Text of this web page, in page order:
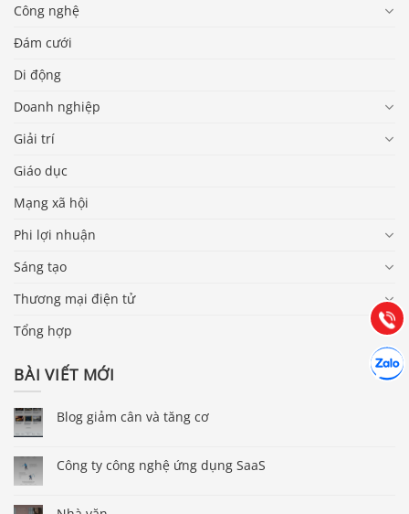
Công nghệ
Đám cưới
Di động
Doanh nghiệp
Giải trí
Giáo dục
Mạng xã hội
Phi lợi nhuận
Sáng tạo
Thương mại điện tử
Tổng hợp
BÀI VIẾT MỚI
Blog giảm cân và tăng cơ
Công ty công nghệ ứng dụng SaaS
Gọi
(028) 22.166.144
Chát